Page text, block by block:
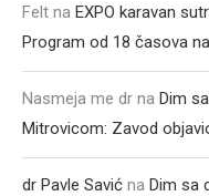
Felt na EXPO karavan
Program od 18 časova
Nasmeja me dr na Dim
Mitrovicom: Zavod
dr Pavle Savić na Dim sa